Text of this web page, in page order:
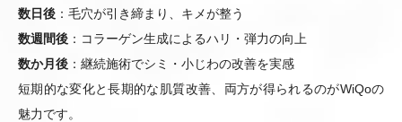
数日後 ：毛穴が引き締まり、キメが整う
数週間後 ：コラーゲン生成によるハリ・弾力の向上
数か月後 ：継続施術でシミ・小じわの改善を実感
短期的な変化と長期的な肌質改善、両方が得られるのがWiQoの
魅力です。